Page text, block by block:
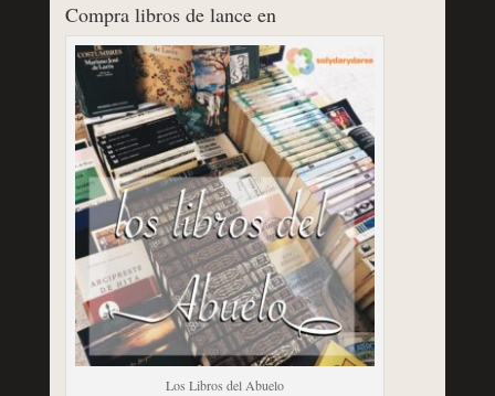
Compra libros de lance en
Los Libros del Abuelo